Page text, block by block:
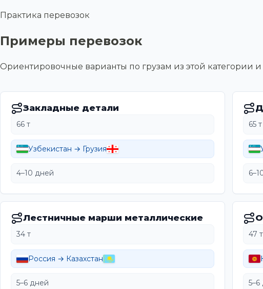
Практика перевозок
Примеры перевозок
Ориентировочные варианты по грузам из этой
Закладные детали
66 т
Узбекистан → Грузия
4–10 дней
65 т
Лестничные марши металлические
34 т
Россия → Казахстан
5–6 дней
47 т